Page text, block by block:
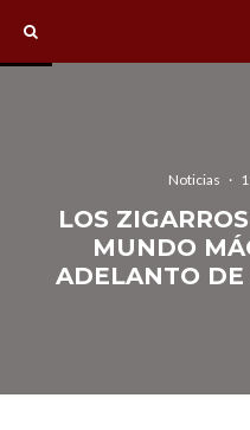
Noticias ·
LOS
MUNDO
ADELANTO DE